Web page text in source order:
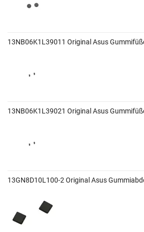
13NB06K1L39011 Original Asus
13NB06K1L39021 Original Asus
13GN8D10L100-2 Original Asus